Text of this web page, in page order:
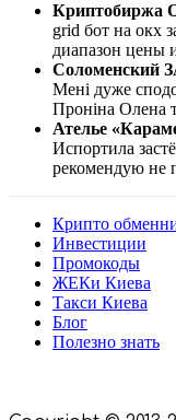
Криптобиржа
grid бот на окх
диапазон цены
Соломенский
Мені дуже
Проніна Олена
Ателье
Испортила
рекомендую не
Крипто
Инвестиции
Промокоды
ЖЕКи Киева
Такси Киева
Блог
Полезно знать